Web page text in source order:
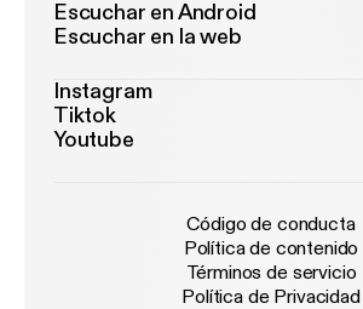
Escuchar en Android
Escuchar en la web
Instagram
Tiktok
Youtube
Código de conducta
Política de contenido
Términos de servicio
Política de Privacidad